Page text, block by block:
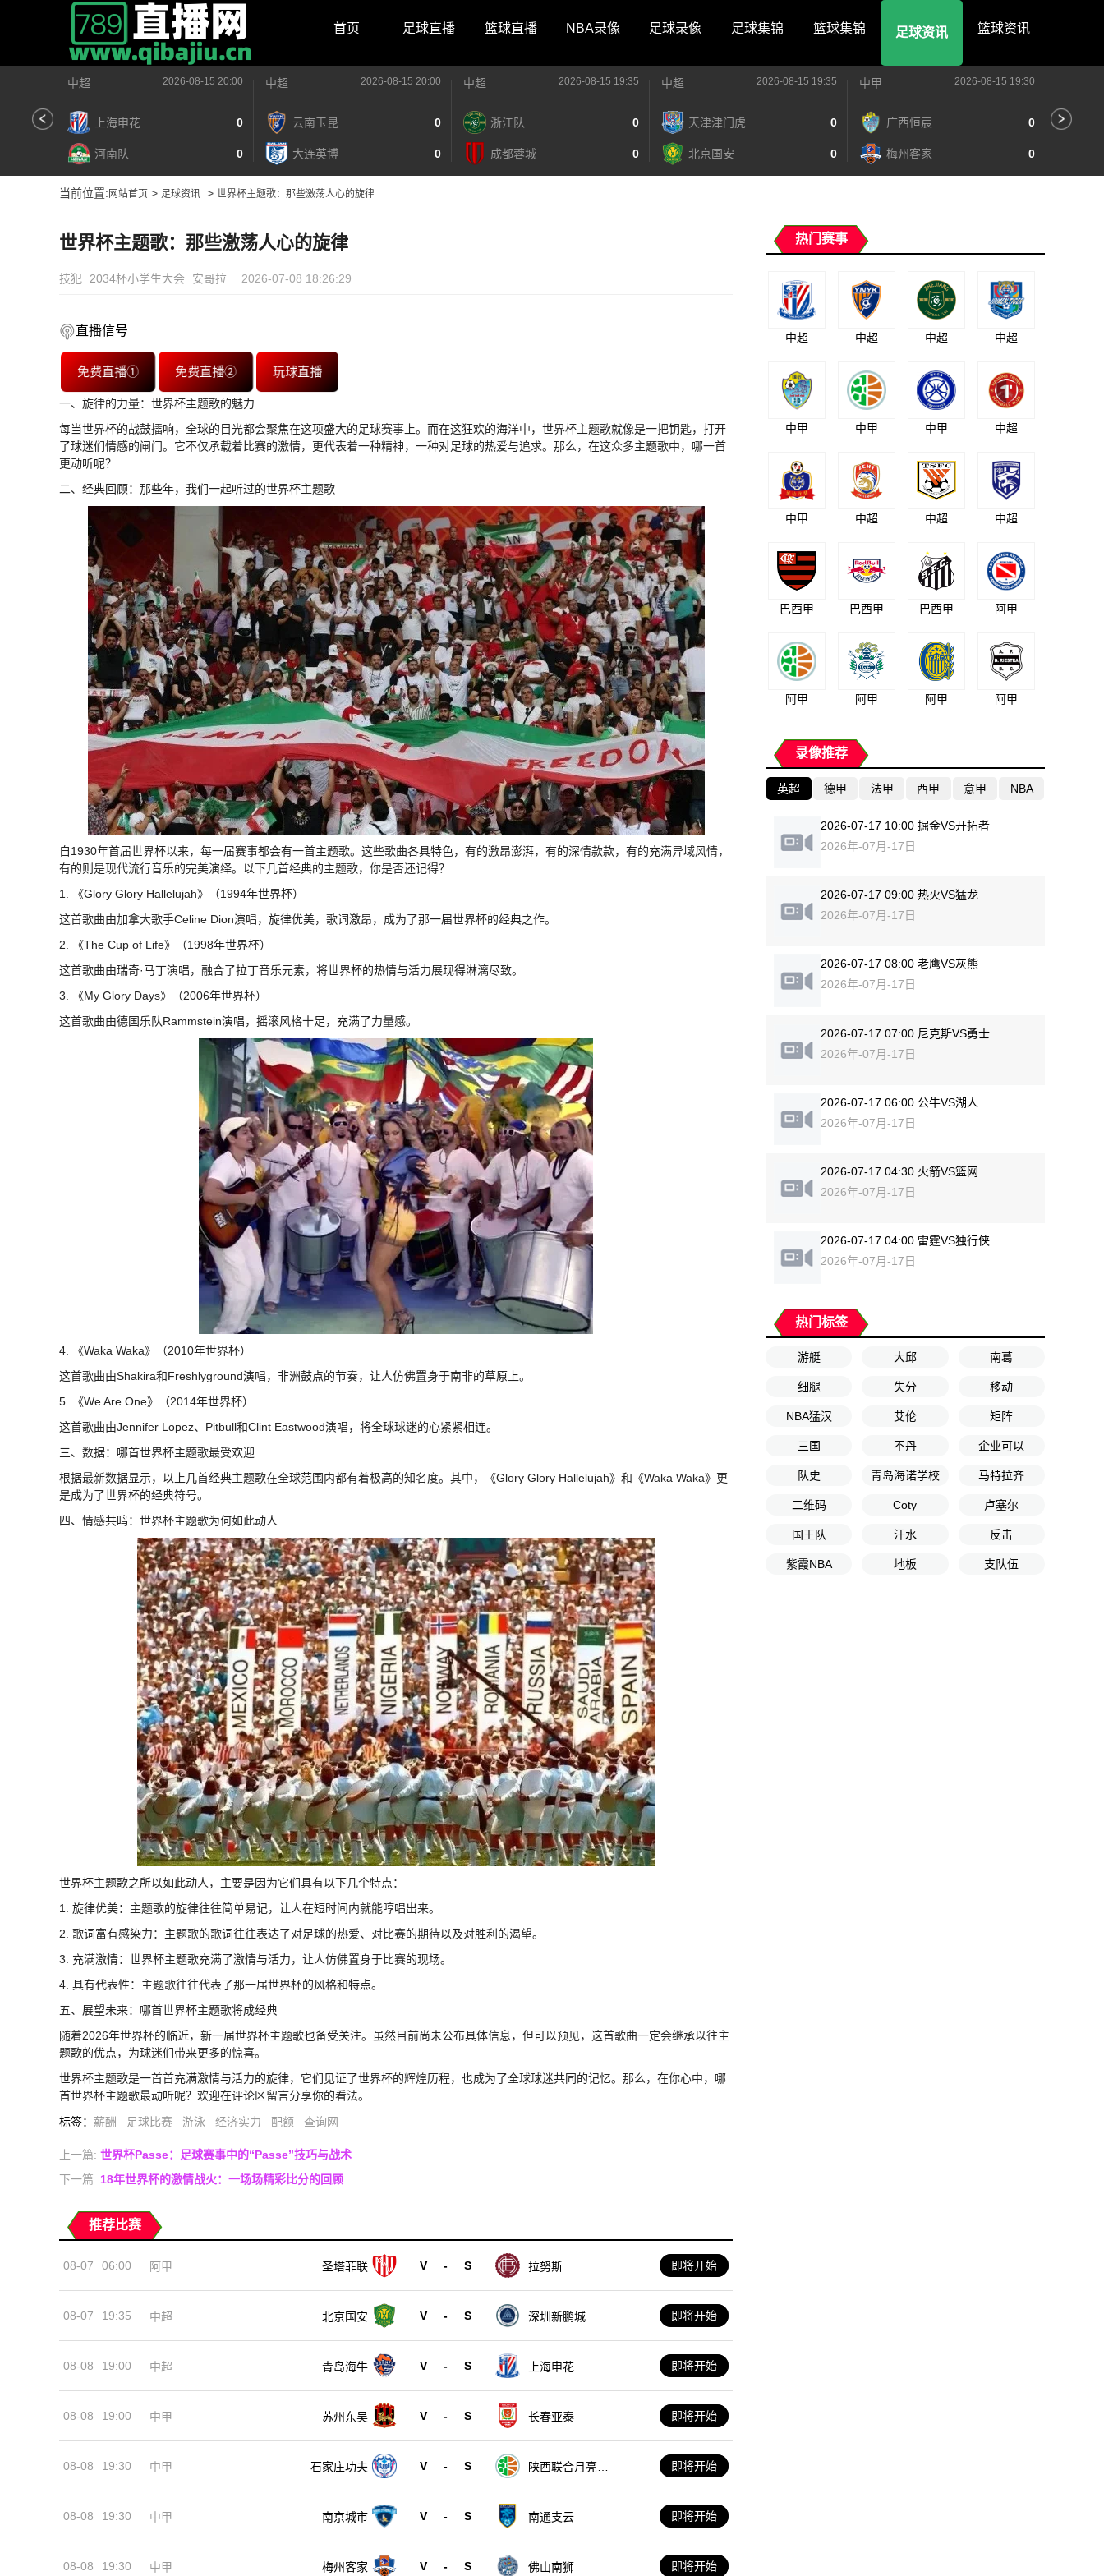
首页 足球直播 篮球直播 NBA录像 足球录像 足球集锦 篮球集锦 足球资讯 篮球资讯
中超 2026-08-15 20:00
上海申花 0
河南队 0
中超 2026-08-15 20:00
云南玉昆 0
大连英博 0
中超 2026-08-15 19:35
浙江队 0
成都蓉城 0
中超 2026-08-15 19:35
天津津门虎 0
北京国安 0
中甲 2026-08-15 19:30
广西恒宸 0
梅州客家 0
当前位置: 网站首页 > 足球资讯 > 世界杯主题歌：那些激荡人心的旋律
世界杯主题歌：那些激荡人心的旋律
技犯 2034杯小学生大会 安哥拉 2026-07-08 18:26:29
直播信号
免费直播① 免费直播② 玩球直播
一、旋律的力量：世界杯主题歌的魅力
每当世界杯的战鼓擂响，全球的目光都会聚焦在这项盛大的足球赛事上。而在这狂欢的海洋中，世界杯主题歌就像是一把钥匙，打开
了球迷们情感的闸门。它不仅承载着比赛的激情，更代表着一种精神，一种对足球的热爱与追求。那么，在这众多主题歌中，哪一首
更动听呢？
二、经典回顾：那些年，我们一起听过的世界杯主题歌
自1930年首届世界杯以来，每一届赛事都会有一首主题歌。这些歌曲各具特色，有的激昂澎湃，有的深情款款，有的充满异域风情，
有的则是现代流行音乐的完美演绎。以下几首经典的主题歌，你是否还记得？
1. 《Glory Glory Hallelujah》（1994年世界杯）
这首歌曲由加拿大歌手Celine Dion演唱，旋律优美，歌词激昂，成为了那一届世界杯的经典之作。
2. 《The Cup of Life》（1998年世界杯）
这首歌曲由瑞奇·马丁演唱，融合了拉丁音乐元素，将世界杯的热情与活力展现得淋漓尽致。
3. 《My Glory Days》（2006年世界杯）
这首歌曲由德国乐队Rammstein演唱，摇滚风格十足，充满了力量感。
4. 《Waka Waka》（2010年世界杯）
这首歌曲由Shakira和Freshlyground演唱，非洲鼓点的节奏，让人仿佛置身于南非的草原上。
5. 《We Are One》（2014年世界杯）
这首歌曲由Jennifer Lopez、Pitbull和Clint Eastwood演唱，将全球球迷的心紧紧相连。
三、数据：哪首世界杯主题歌最受欢迎
根据最新数据显示，以上几首经典主题歌在全球范围内都有着极高的知名度。其中，《Glory Glory Hallelujah》和《Waka Waka》更
是成为了世界杯的经典符号。
四、情感共鸣：世界杯主题歌为何如此动人
世界杯主题歌之所以如此动人，主要是因为它们具有以下几个特点：
1. 旋律优美：主题歌的旋律往往简单易记，让人在短时间内就能哼唱出来。
2. 歌词富有感染力：主题歌的歌词往往表达了对足球的热爱、对比赛的期待以及对胜利的渴望。
3. 充满激情：世界杯主题歌充满了激情与活力，让人仿佛置身于比赛的现场。
4. 具有代表性：主题歌往往代表了那一届世界杯的风格和特点。
五、展望未来：哪首世界杯主题歌将成经典
随着2026年世界杯的临近，新一届世界杯主题歌也备受关注。虽然目前尚未公布具体信息，但可以预见，这首歌曲一定会继承以往主
题歌的优点，为球迷们带来更多的惊喜。
世界杯主题歌是一首首充满激情与活力的旋律，它们见证了世界杯的辉煌历程，也成为了全球球迷共同的记忆。那么，在你心中，哪
首世界杯主题歌最动听呢？欢迎在评论区留言分享你的看法。
标签： 薪酬 足球比赛 游泳 经济实力 配额 查询网
上一篇: 世界杯Passe：足球赛事中的“Passe”技巧与战术
下一篇: 18年世界杯的激情战火：一场场精彩比分的回顾
推荐比赛
08-07 06:00 阿甲 圣塔菲联 V - S 拉努斯 即将开始
08-07 19:35 中超 北京国安 V - S 深圳新鹏城 即将开始
08-08 19:00 中超 青岛海牛 V - S 上海申花 即将开始
08-08 19:00 中甲 苏州东吴 V - S 长春亚泰 即将开始
08-08 19:30 中甲 石家庄功夫 V - S
陕西联合月亮泊
即将开始
08-08 19:30 中甲 南京城市 V - S 南通支云 即将开始
08-08 19:30 中甲 梅州客家 V - S 佛山南狮 即将开始
热门赛事
中超 中超 中超 中超
中甲 中甲 中甲 中超
中甲 中超 中超 中超
巴西甲 巴西甲 巴西甲 阿甲
阿甲 阿甲 阿甲 阿甲
录像推荐
英超 德甲 法甲 西甲 意甲 NBA
2026-07-17 10:00 掘金VS开拓者
2026年-07月-17日
2026-07-17 09:00 热火VS猛龙
2026年-07月-17日
2026-07-17 08:00 老鹰VS灰熊
2026年-07月-17日
2026-07-17 07:00 尼克斯VS勇士
2026年-07月-17日
2026-07-17 06:00 公牛VS湖人
2026年-07月-17日
2026-07-17 04:30 火箭VS篮网
2026年-07月-17日
2026-07-17 04:00 雷霆VS独行侠
2026年-07月-17日
热门标签
游艇 大邱 南葛
细腿 失分 移动
NBA猛汉 艾伦 矩阵
三国 不丹 企业可以
队史 青岛海诺学校 马特拉齐
二维码 Coty 卢塞尔
国王队 汗水 反击
紫霞NBA 地板 支队伍